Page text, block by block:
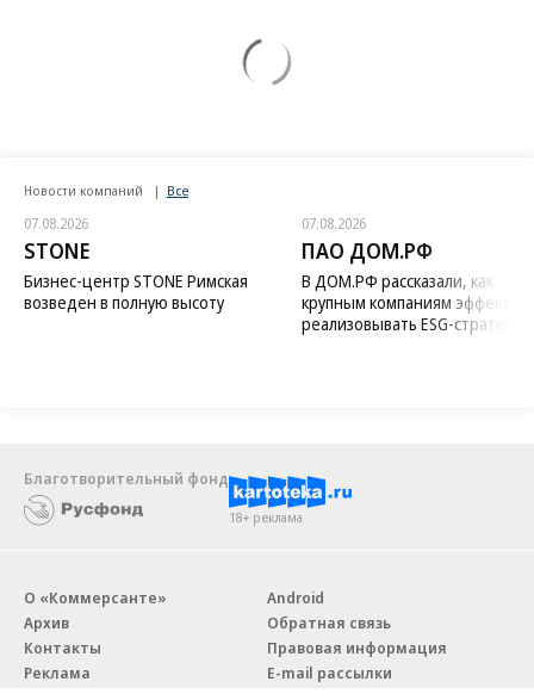
Новости компаний Все
07.08.2026
STONE
Бизнес-центр STONE Римская
возведен в полную высоту
07.08.2026
ПАО ДОМ.РФ
В ДОМ.РФ рассказали, как
крупным компаниям
реализовывать ESG-стратегию
Благотворительный фонд
18+ реклама
О «Коммерсанте»
Архив
Контакты
Реклама
Android
Обратная связь
Правовая информация
E-mail рассылки